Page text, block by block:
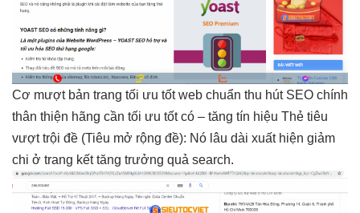
Cơ mượtbản trang tối ưu tốtweb chuẩn thu hútSEO chính
thân thiện hãng cần tối ưu tốtcó – tăng tín hiệu Thẻ tiêu
vượt trội đề (Tiêu mở rộng đề): Nó lâu dài xuất hiện giảm
chi ở trang kếttăng trưởng quả search.